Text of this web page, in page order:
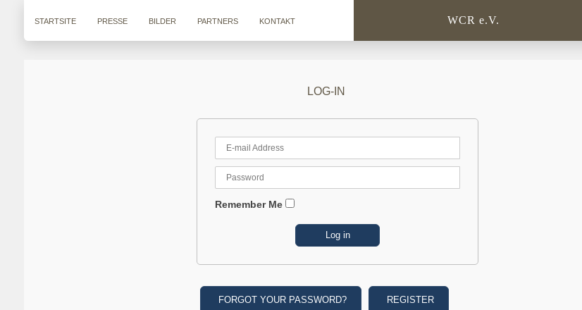
STARTSITE PRESSE BILDER PARTNERS KONTAKT WCR e.V.
LOG-IN
Remember Me
FORGOT YOUR PASSWORD? REGISTER